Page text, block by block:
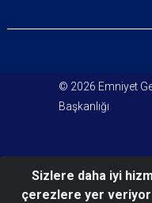
© 2026 Emniyet
Başkanlığı
Sizlere daha iyi
çerezlere yer